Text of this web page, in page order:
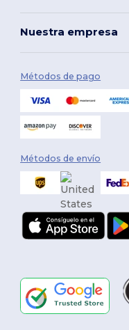
Nuestra empresa
Métodos de pago
Métodos de envío